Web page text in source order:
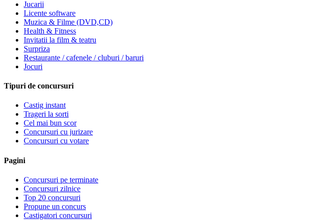
Jucarii
Licente software
Muzica & Filme (DVD,CD)
Health & Fitness
Invitatii la film & teatru
Surpriza
Restaurante / cafenele / cluburi / baruri
Jocuri
Tipuri de concursuri
Castig instant
Trageri la sorti
Cel mai bun scor
Concursuri cu jurizare
Concursuri cu votare
Pagini
Concursuri pe terminate
Concursuri zilnice
Top 20 concursuri
Propune un concurs
Castigatori concursuri